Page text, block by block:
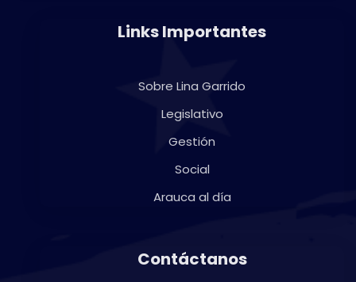
Links Importantes
Sobre Lina Garrido
Legislativo
Gestión
Social
Arauca al día
Contáctanos